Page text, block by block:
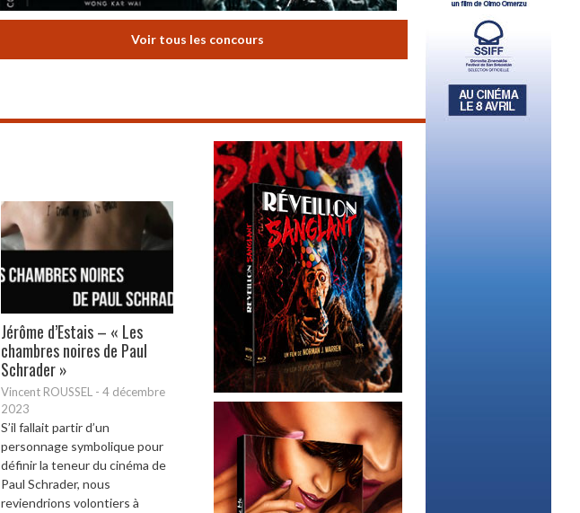
Voir tous les concours
Jérôme d’Estais – « Les
chambres noires de Paul
Schrader »
Vincent ROUSSEL - 4 décembre
2023
S’il fallait partir d’un
personnage symbolique pour
définir la teneur du cinéma de
Paul Schrader, nous
reviendrions volontiers à